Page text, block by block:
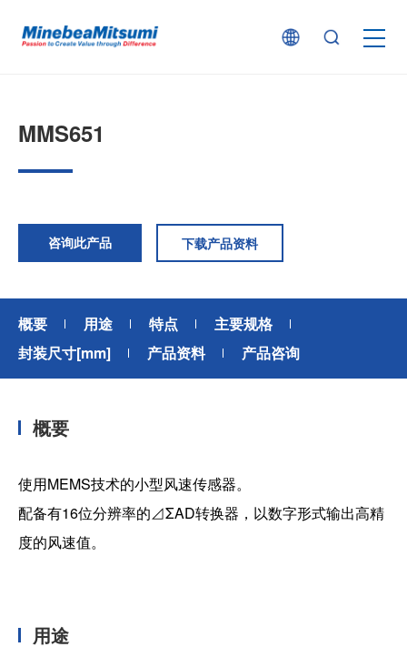
新闻
MMS651
咨询此产品 下载产品资料
概要 用途 特点
主要规格
封装尺寸[mm]
产品资料 产品咨询
概要
使用MEMS技术的小型风速传感器。
配备有16位分辨率的⊿ΣAD转换器，以数字形式输出高精
度的风速值。
用途